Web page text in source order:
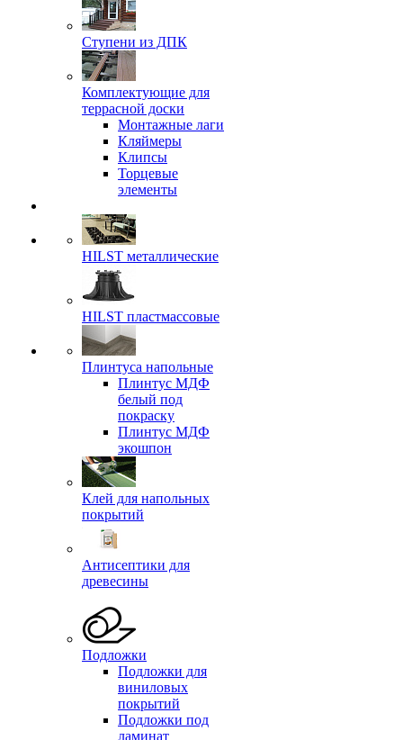
Ступени из ДПК
Комплектующие для
террасной доски
Монтажные лаги
Кляймеры
Клипсы
Торцевые
элементы
HILST металлические
HILST пластмассовые
Плинтуса напольные
Плинтус МДФ
белый под
покраску
Плинтус МДФ
экошпон
Клей для напольных
покрытий
Антисептики для
древесины
Подложки
Подложки для
виниловых
покрытий
Подложки под
ламинат